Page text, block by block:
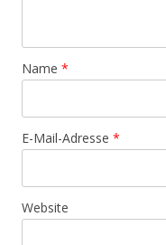
Name *
E-Mail-Adresse *
Website